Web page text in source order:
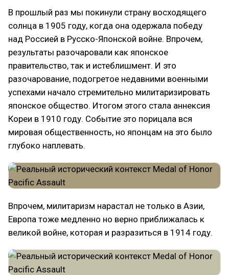
В прошлый раз мы покинули страну восходящего
солнца в 1905 году, когда она одержала победу
над Россией в Русско-Японской войне. Впрочем,
результаты разочаровали как японское
правительство, так и истеблишмент. И это
разочарование, подогретое недавними военными
успехами начало стремительно милитаризировать
японское общество. Итогом этого стала аннексия
Кореи в 1910 году. Событие это порицала вся
мировая общественность, но японцам на это было
глубоко наплевать.
Впрочем, милитаризм нарастал не только в Азии,
Европа тоже медленно но верно приближалась к
великой войне, которая и разразиться в 1914 году.